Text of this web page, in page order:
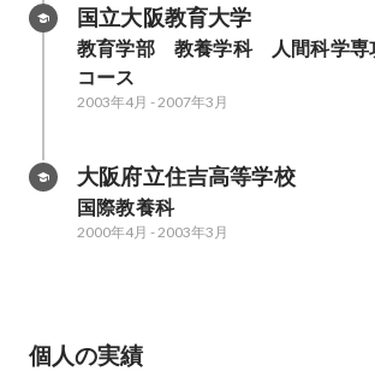
国立大阪教育大学
教育学部　教養学科　人間科学
コース
2003年4月 - 2007年3月
大阪府立住吉高等学校
国際教養科
2000年4月 - 2003年3月
個人の実績